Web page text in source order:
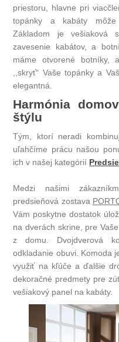
priestoru, hlavne pri
topánky a kabáty
Základom je vešiaková
zavesenie kabátov, a
máme otvorené botníky,
,,skryť“ Vaše topánky a
elegantná.
Harmónia
štýlu
Tým, ktorí neradi
uľahčíme prácu našou
ich v našej kategórií
Medzi našimi
predsieňová zostava
Vám poskytne dostatok
na dverách skrine, pre
z domu. Dvojdverová
odkladanie obuvi. Komoda
využiť na kľúče a ďalšie
dekoračné predmety pre
vešiakový panel na kabáty.